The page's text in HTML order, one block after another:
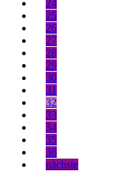
24
25
26
27
28
29
30
31
32
33
34
35
36
nächste